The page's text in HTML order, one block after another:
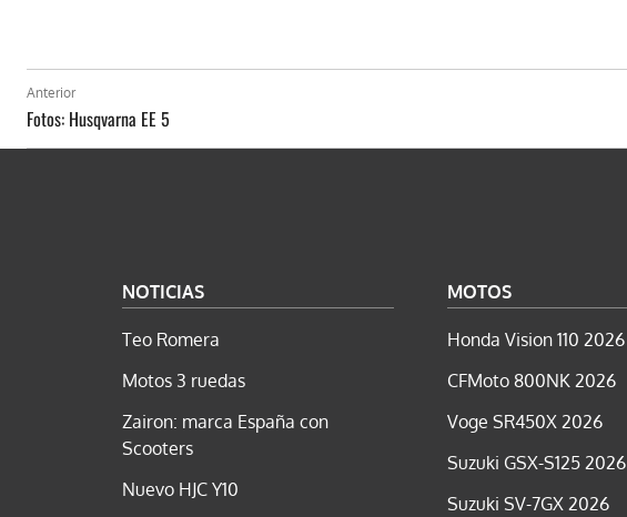
Anterior
Fotos: Husqvarna EE 5
NOTICIAS
Teo Romera
Motos 3 ruedas
Zairon: marca España con
Scooters
Nuevo HJC Y10
MOTOS
Honda Vision 110 2026
CFMoto 800NK 2026
Voge SR450X 2026
Suzuki GSX-S125 2026
Suzuki SV-7GX 2026